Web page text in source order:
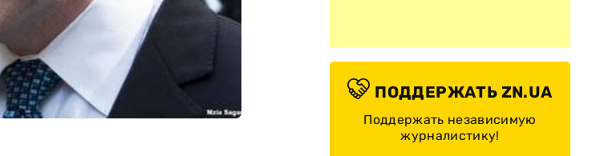
ПОДДЕРЖАТЬ ZN.UA
Поддержать независимую
журналистику!